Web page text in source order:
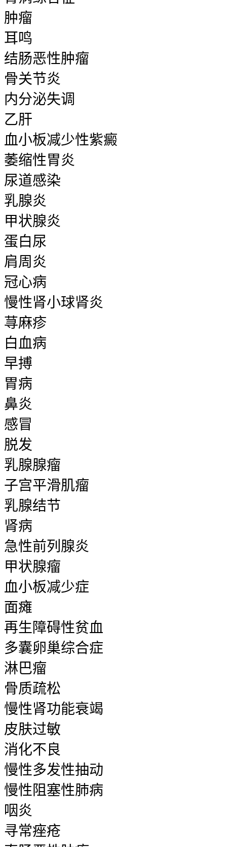
肿瘤
耳鸣
结肠恶性肿瘤
骨关节炎
内分泌失调
乙肝
血小板减少性紫癜
萎缩性胃炎
尿道感染
乳腺炎
甲状腺炎
蛋白尿
肩周炎
冠心病
慢性肾小球肾炎
荨麻疹
白血病
早搏
胃病
鼻炎
感冒
脱发
乳腺腺瘤
子宫平滑肌瘤
乳腺结节
肾病
急性前列腺炎
甲状腺瘤
血小板减少症
面瘫
再生障碍性贫血
多囊卵巢综合症
淋巴瘤
骨质疏松
慢性肾功能衰竭
皮肤过敏
消化不良
慢性多发性抽动
慢性阻塞性肺病
咽炎
寻常痤疮